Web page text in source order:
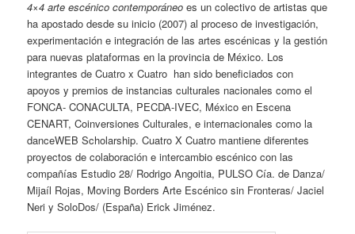
4×4 arte escénico contemporáneo es un colectivo de artistas que
ha apostado desde su inicio (2007) al proceso de investigación,
experimentación e integración de las artes escénicas y la gestión
para nuevas plataformas en la provincia de México. Los
integrantes de Cuatro x Cuatro han sido beneficiados con
apoyos y premios de instancias culturales nacionales como el
FONCA- CONACULTA, PECDA-IVEC, México en Escena
CENART, Coinversiones Culturales, e internacionales como la
danceWEB Scholarship. Cuatro X Cuatro mantiene diferentes
proyectos de colaboración e intercambio escénico con las
compañías Estudio 28/ Rodrigo Angoitia, PULSO Cía. de Danza/
Mijaíl Rojas, Moving Borders Arte Escénico sin Fronteras/ Jaciel
Neri y SoloDos/ (España) Erick Jiménez.